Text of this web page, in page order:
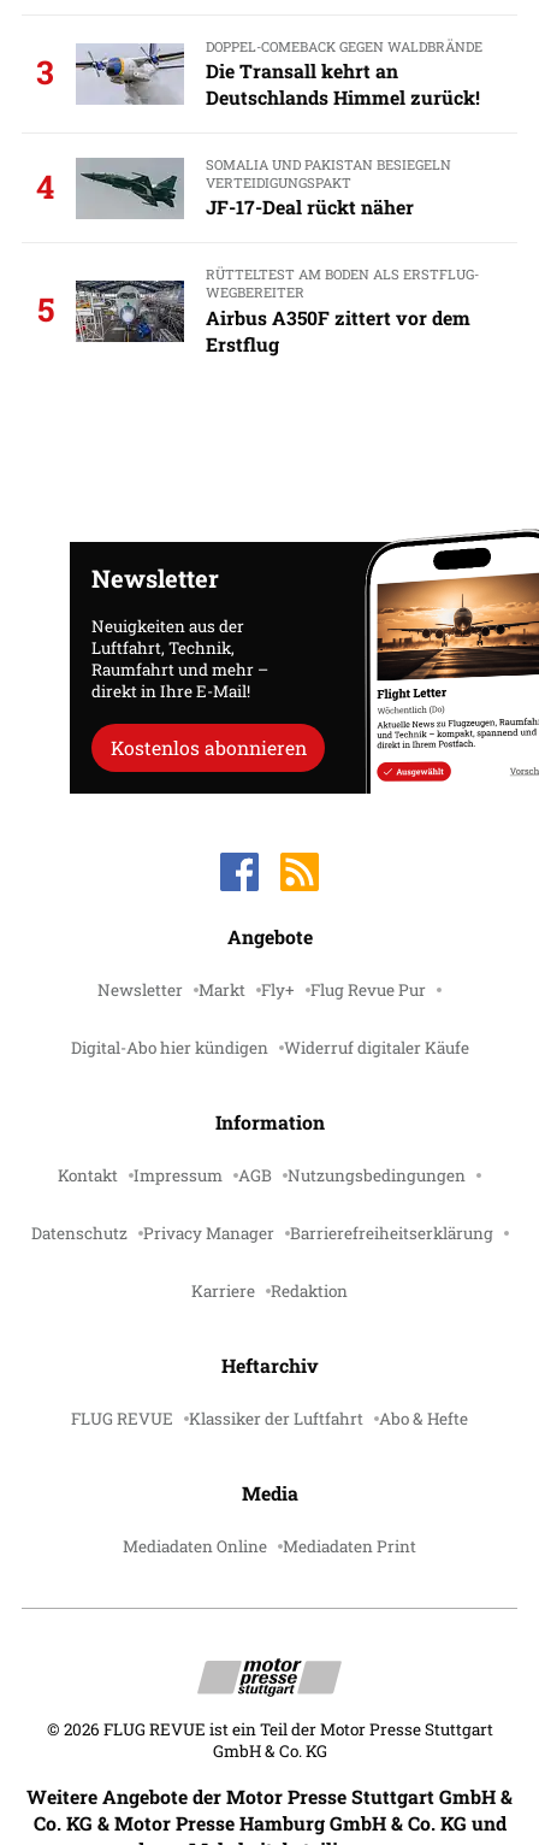
3
DOPPEL-COMEBACK GEGEN WALDBRÄNDE
Die Transall kehrt an
Deutschlands Himmel zurück!
4
SOMALIA UND PAKISTAN BESIEGELN
VERTEIDIGUNGSPAKT
JF-17-Deal rückt näher
5
RÜTTELTEST AM BODEN ALS ERSTFLUG-
WEGBEREITER
Airbus A350F zittert vor dem
Erstflug
Newsletter
Neuigkeiten aus der
Luftfahrt, Technik,
Raumfahrt und mehr –
direkt in Ihre E-Mail!
Kostenlos abonnieren
Angebote
Newsletter Markt Fly+ Flug Revue Pur
Digital-Abo hier kündigen Widerruf digitaler Käufe
Information
Kontakt Impressum AGB Nutzungsbedingungen
Datenschutz Privacy Manager Barrierefreiheitserklärung
Karriere Redaktion
Heftarchiv
FLUG REVUE Klassiker der Luftfahrt Abo & Hefte
Media
Mediadaten Online Mediadaten Print
© 2026 FLUG REVUE ist ein Teil der Motor Presse Stuttgart
GmbH & Co. KG
Weitere Angebote der Motor Presse Stuttgart GmbH &
Co. KG & Motor Presse Hamburg GmbH & Co. KG und